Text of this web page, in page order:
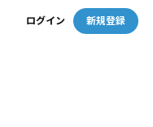
ログイン 新規登録